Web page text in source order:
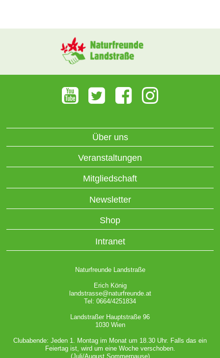
Über uns
Veranstaltungen
Mitgliedschaft
Newsletter
Shop
Intranet
Naturfreunde Landstraße
Erich König
landstrasse@naturfreunde.at
Tel: 0664/4251834
Landstraßer Hauptstraße 96
1030 Wien
Clubabende: Jeden 1. Montag im Monat um 18.30 Uhr. Falls das ein
Feiertag ist, wird um eine Woche verschoben.
(Juli/August Sommerpause)